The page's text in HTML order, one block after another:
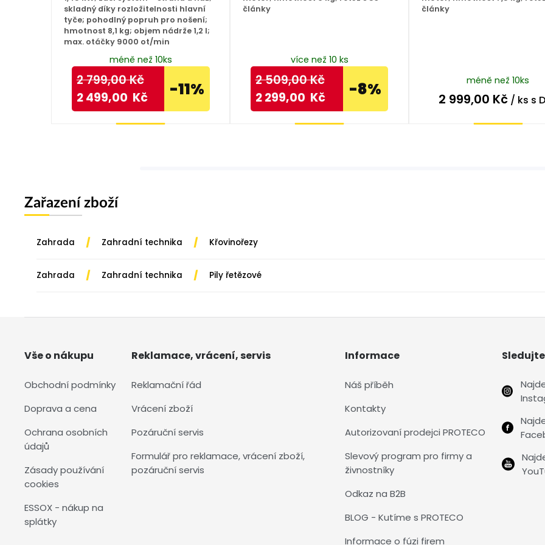
skladný díky rozložitelnosti hlavní
tyče; pohodlný popruh pro nošení;
hmotnost 8,1 kg; objem nádrže 1,2 l;
max. otáčky 9000 ot/min
méně než 10ks
2 799,00Kč
2 499,00 Kč -11%
články
více než 10 ks
2 509,00Kč
2 299,00 Kč -8%
články
méně než 10ks
2 999,00 Kč/ ks s
Zařazení zboží
Zahrada / Zahradní technika / Křovinořezy
Zahrada / Zahradní technika / Pily řetězové
Vše o nákupu
Obchodní podmínky
Doprava a cena
Ochrana osobních
údajů
Zásady používání
cookies
ESSOX - nákup na
splátky
Reklamace, vrácení, servis
Reklamační řád
Vrácení zboží
Pozáruční servis
Formulář pro reklamace, vrácení zboží,
pozáruční servis
Informace
Náš příběh
Kontakty
Autorizovaní prodejci PROTECO
Slevový program pro firmy a
živnostníky
Odkaz na B2B
BLOG - Kutíme s PROTECO
Informace o fúzi firem